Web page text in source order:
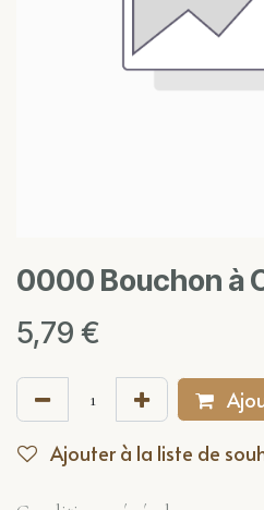
0000 Bouchon à
5,79 €
Ajouter à la liste de